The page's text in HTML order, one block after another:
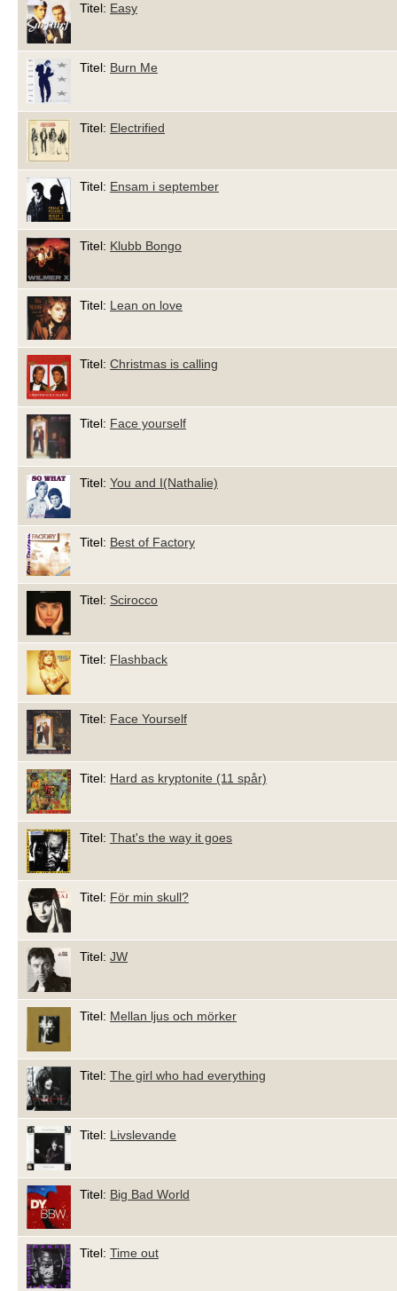
Titel: Easy
Titel: Burn Me
Titel: Electrified
Titel: Ensam i september
Titel: Klubb Bongo
Titel: Lean on love
Titel: Christmas is calling
Titel: Face yourself
Titel: You and I(Nathalie)
Titel: Best of Factory
Titel: Scirocco
Titel: Flashback
Titel: Face Yourself
Titel: Hard as kryptonite (11 spår)
Titel: That's the way it goes
Titel: För min skull?
Titel: JW
Titel: Mellan ljus och mörker
Titel: The girl who had everything
Titel: Livslevande
Titel: Big Bad World
Titel: Time out